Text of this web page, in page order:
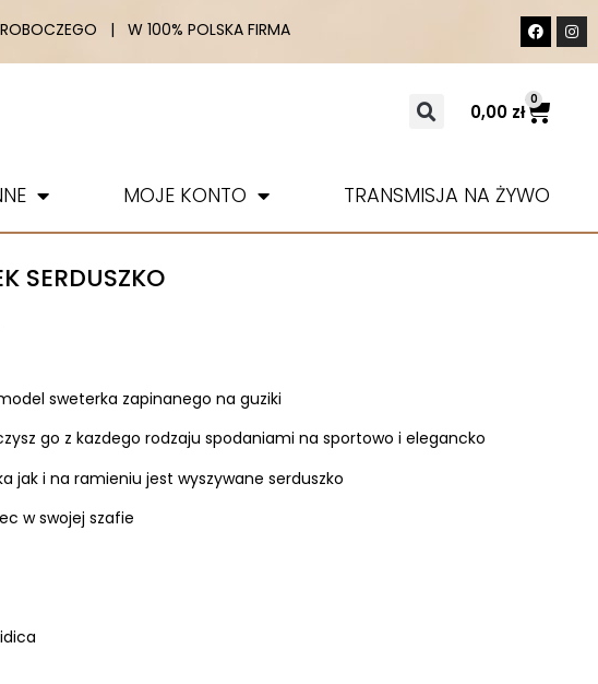
| W 100% POLSKA FIRMA
0,00 zł
0
MOJE KONTO TRANSMISJA NA ŻYWO
SERDUSZKO
sweterka zapinanego na guziki
go z kazdego rodzaju spodaniami na sportowo i elegancko
jak i na ramieniu jest wyszywane serduszko
w swojej szafie